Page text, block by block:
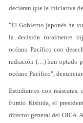
declaran que la iniciativa
"El Gobierno japonés ha
la decisión totalmente
océano Pacífico con
radiación (…) han optado
océano Pacífico",
Estudiantes con
Fumio Kishida, el
director general del OIEA.